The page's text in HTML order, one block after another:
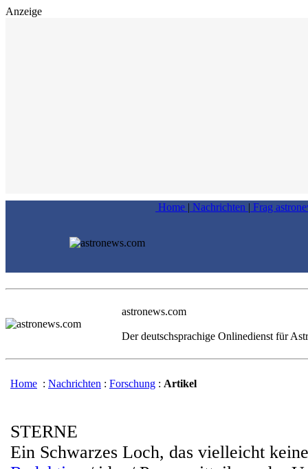
Anzeige
Home | Nachrichten | Frag
astronews.com
Der deutschsprachige Onlinedienst für
Home : Nachrichten : Forschung : Artikel
STERNE
Ein Schwarzes Loch, das vielleicht